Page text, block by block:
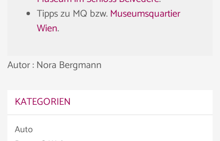
Tipps zu MQ bzw.Museumsquartier
Wien.
Autor : Nora Bergmann
KATEGORIEN
Auto